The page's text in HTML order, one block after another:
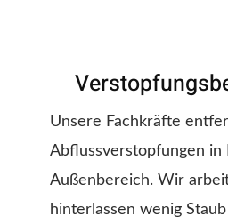
Unsere Fachkräfte
Abflussverstopfungen in
Außenbereich. Wir
hinterlassen wenig